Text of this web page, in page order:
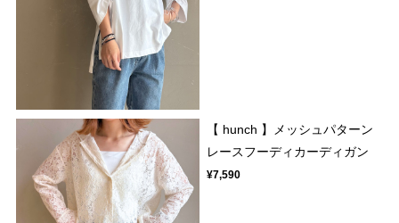
【 hunch 】メッシュパターン
レースフーディカーディガン
¥7,590